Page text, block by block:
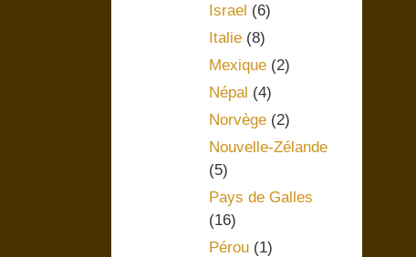
Israel (6)
Italie(8)
Mexique(2)
Népal (4)
Norvège(2)
Nouvelle-Zélande
(5)
Pays de Galles
(16)
Pérou(1)